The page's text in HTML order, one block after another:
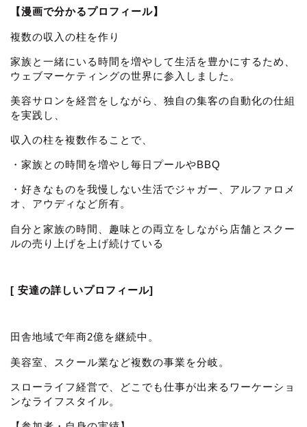
【漫画で分かるプロフィール】
複数の収入の柱を作り
家族と一緒にいる時間を増やして生活を豊かにするため、
ウェブマーケティングの世界に参入しました。
美容サロンを経営をしながら、独自の集客の自動化の仕組
を実践し、
収入の柱を複数作ることで、
・家族との時間を増やし毎日プールやBBQ
・好きなものを我慢しない生活でジャガー、アルファロメ
オ、アウディなど所有。
自分と家族の時間、趣味との両立をしながら店舗とスクー
ルの売り上げを上げ続けている
[ 安達の詳しいプロフィール]
田舎地域で年商2億を継続中。
美容室、スクール業など複数の事業を分岐。
スローライフ経営で、どこでも仕事が出来るワーケーショ
ンなライフスタイル。